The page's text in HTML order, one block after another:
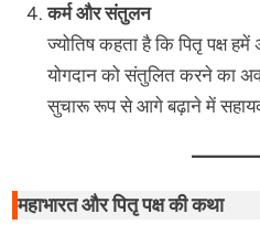
कर्म और संतुलन
ज्योतिष कहता है कि पितृ पक्ष
योगदान को संतुलित करने का
सुचारू रूप से आगे बढ़ाने में
महाभारत और पितृ पक्ष की कथा